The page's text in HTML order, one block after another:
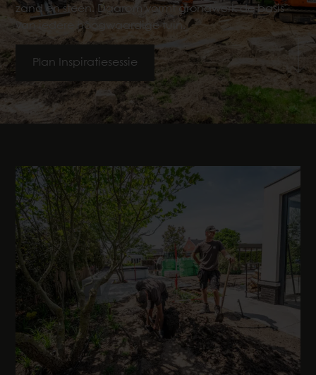
zand en steen. Daarom vormt grondwerk de basis
van iedere hoogwaardige tuin.
Plan Inspiratiesessie